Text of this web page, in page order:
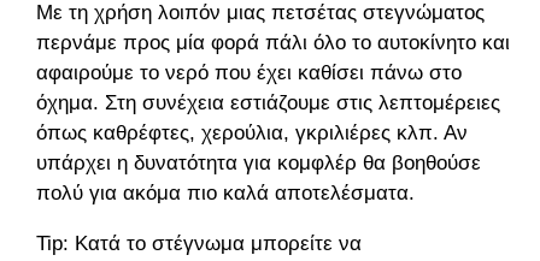
Με τη χρήση λοιπόν μιας πετσέτας στεγνώματος
περνάμε προς μία φορά πάλι όλο το αυτοκίνητο και
αφαιρούμε το νερό που έχει καθίσει πάνω στο
όχημα. Στη συνέχεια εστιάζουμε στις λεπτομέρειες
όπως καθρέφτες, χερούλια, γκριλιέρες κλπ. Αν
υπάρχει η δυνατότητα για κομφλέρ θα βοηθούσε
πολύ για ακόμα πιο καλά αποτελέσματα.
Tip: Κατά το στέγνωμα μπορείτε να